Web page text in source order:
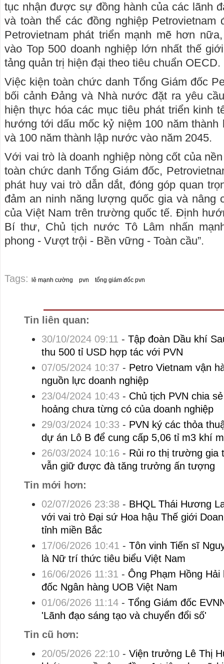
tục nhận được sự đồng hành của các lãnh
và toàn thể các đồng nghiệp Petrovietnam
Petrovietnam phát triển mạnh mẽ hơn
vào Top 500 doanh nghiệp lớn nhất thế
tảng quản trị hiện đại theo tiêu chuẩn OECD.
Việc kiện toàn chức danh Tổng Giám đốc
bối cảnh Đảng và Nhà nước đặt ra yêu
hiện thực hóa các mục tiêu phát triển kinh
hướng tới dấu mốc kỷ niệm 100 năm
và 100 năm thành lập nước vào năm 2045.
Với vai trò là doanh nghiệp nòng cốt của
toàn chức danh Tổng Giám đốc,
phát huy vai trò dẫn dắt, đóng góp quan
đảm an ninh năng lượng quốc gia và nâng
của Việt Nam trên trường quốc tế. Định
Bí thư, Chủ tịch nước Tô Lâm nhấn
phong - Vượt trội - Bền vững - Toàn cầu”.
Tags: lê mạnh cường pvn tổng giám đốc pvn
Tin liên quan:
30/10/2024 09:11 - Tập đoàn Dầu khí
thu 500 tỉ USD hợp tác với PVN
07/05/2024 10:37 - Petro Vietnam vận
nguồn lực doanh nghiệp
23/04/2024 10:43 - Chủ tịch PVN chia
hoảng chưa từng có của doanh nghiệp
29/03/2024 10:33 - PVN ký các thỏa
dự án Lô B để cung cấp 5,06 tỉ m3 khí
26/03/2024 10:16 - Rủi ro thị trường gia
vẫn giữ được đà tăng trưởng ấn tượng
Tin mới hơn:
02/07/2026 23:38 - BHQL Thái Hương
với vai trò Đại sứ Hoa hậu Thế giới
tỉnh miền Bắc
17/06/2026 10:41 - Tôn vinh Tiến sĩ
là Nữ trí thức tiêu biểu Việt Nam
16/06/2026 11:31 - Ông Phạm Hồng
đốc Ngân hàng UOB Việt Nam
01/06/2026 11:14- Tổng Giám đốc
'Lãnh đạo sáng tạo và chuyển đổi số'
Tin cũ hơn:
20/05/2026 22:10- Viện trưởng Lê Thị